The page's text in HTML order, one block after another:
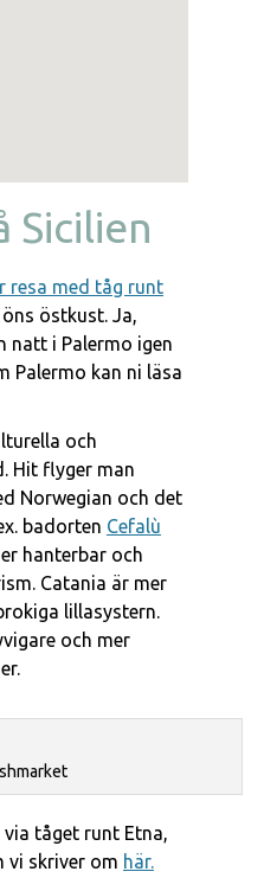
Sicilien
resa med tåg runt
östkust. Ja,
natt i Palermo igen
Palermo kan ni läsa
och
Hit flyger man
Norwegian och det
badorten Cefalù
hanterbar och
Catania är mer
lillasystern.
och mer
tåget runt Etna,
vi skriver om här.